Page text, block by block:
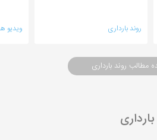
روند بارداری ویدیو
مطالب روند بارداری